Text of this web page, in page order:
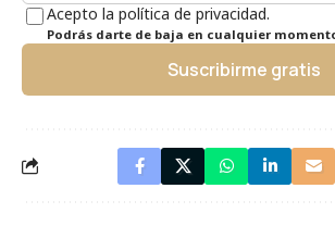
Acepto la política de privacidad.
Podrás darte de baja en cualquier
Suscribirme gratis